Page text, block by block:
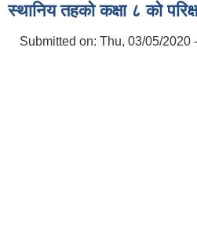
स्थानिय तहको कक्षा ८ काे
Submitted on: Thu, 03/05/2020